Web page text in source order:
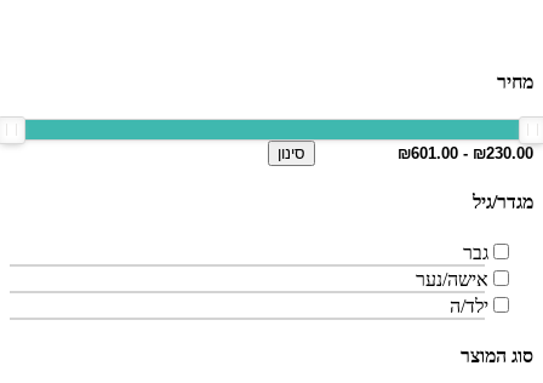
מחיר
סינון
מגדר/גיל
גבר
אישה/נער
ילד/ה
סוג המוצר